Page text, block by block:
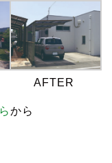
AFTER
から